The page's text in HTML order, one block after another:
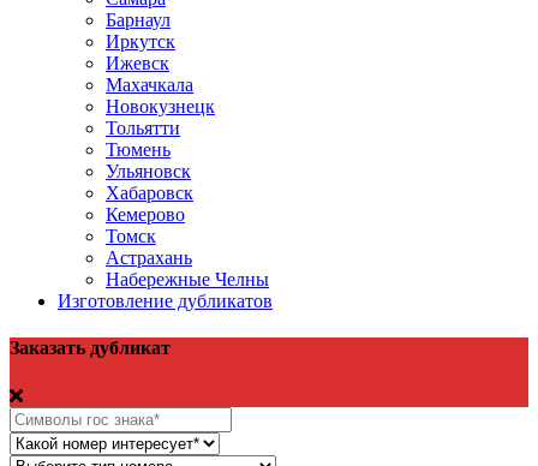
Барнаул
Иркутск
Ижевск
Махачкала
Новокузнецк
Тольятти
Тюмень
Ульяновск
Хабаровск
Кемерово
Томск
Астрахань
Набережные Челны
Изготовление дубликатов
Заказать дубликат